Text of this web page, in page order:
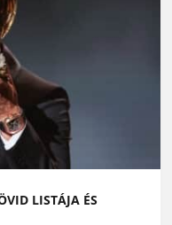
LISTÁJA ÉS